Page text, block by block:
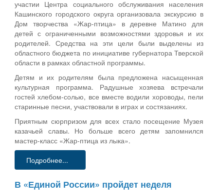
участии Центра социального обслуживания населения
Кашинского городского округа организовала экскурсию в
Дом творчества «Жар-птица» в деревне Матино для
детей с ограниченными возможностями здоровья и их
родителей. Средства на эти цели были выделены из
областного бюджета по инициативе губернатора Тверской
области в рамках областной программы.
Детям и их родителям была предложена насыщенная
культурная программа. Радушные хозяева встречали
гостей хлебом-солью, все вместе водили хороводы, пели
старинные песни, участвовали в играх и состязаниях.
Приятным сюрпризом для всех стало посещение Музея
казачьей славы. Но больше всего детям запомнился
мастер-класс «Жар-птица из лыка».
Подробнее...
В «Единой России» пройдет неделя